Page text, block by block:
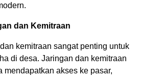
dan Kemitraan
kemitraan sangat penting untuk
di desa. Jaringan dan kemitraan
mendapatkan akses ke pasar,